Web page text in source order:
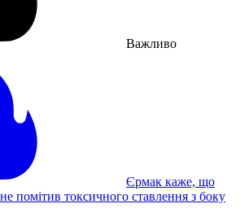
Важливо
Єрмак каже, що
помітив токсичного ставлення з боку